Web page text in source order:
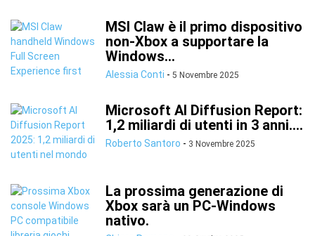
MSI Claw è il primo dispositivo
non-Xbox a supportare la
Windows...
Alessia Conti - 5 Novembre 2025
Microsoft AI Diffusion Report:
1,2 miliardi di utenti in 3 anni....
Roberto Santoro - 3 Novembre 2025
La prossima generazione di
Xbox sarà un PC-Windows
nativo.